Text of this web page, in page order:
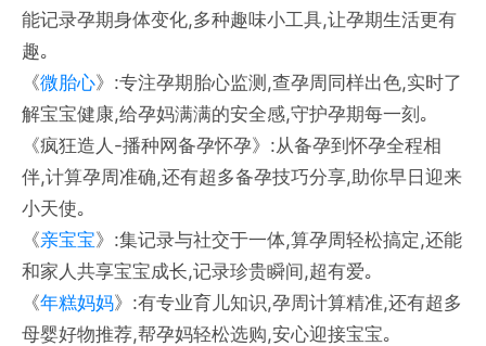
能记录孕期身体变化,多种趣味小工具,让孕期生活更有
趣｡
《微胎心》:专注孕期胎心监测,查孕周同样出色,实时了
解宝宝健康,给孕妈满满的安全感,守护孕期每一刻｡
《疯狂造人-播种网备孕怀孕》:从备孕到怀孕全程相
伴,计算孕周准确,还有超多备孕技巧分享,助你早日迎来
小天使｡
《亲宝宝》:集记录与社交于一体,算孕周轻松搞定,还能
和家人共享宝宝成长,记录珍贵瞬间,超有爱｡
《年糕妈妈》:有专业育儿知识,孕周计算精准,还有超多
母婴好物推荐,帮孕妈轻松选购,安心迎接宝宝｡